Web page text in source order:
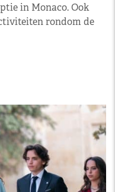
in Monaco. Ook
rondom de